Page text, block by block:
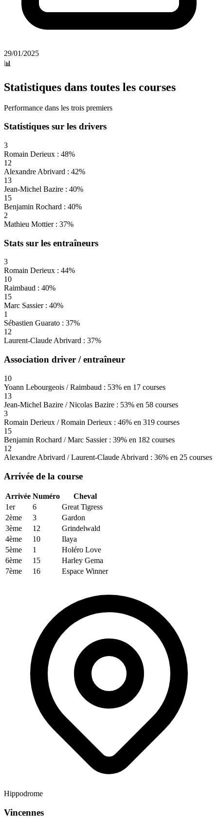
29/01/2025
📊
Statistiques dans toutes les courses
Performance dans les trois premiers
Statistiques sur les drivers
3
Romain Derieux : 48%
12
Alexandre Abrivard : 42%
13
Jean-Michel Bazire : 40%
15
Benjamin Rochard : 40%
2
Mathieu Mottier : 37%
Stats sur les entraîneurs
3
Romain Derieux : 44%
10
Raimbaud : 40%
15
Marc Sassier : 40%
1
Sébastien Guarato : 37%
12
Laurent-Claude Abrivard : 37%
Association driver / entraîneur
10
Yoann Lebourgeois / Raimbaud : 53% en 17 courses
13
Jean-Michel Bazire / Nicolas Bazire : 53% en 58 courses
3
Romain Derieux / Romain Derieux : 46% en 319 courses
15
Benjamin Rochard / Marc Sassier : 39% en 182 courses
12
Alexandre Abrivard / Laurent-Claude Abrivard : 36% en 25 courses
Arrivée de la course
Arrivée Numéro
Cheval
1er
6
Great Tigress
2ème
3
Gardon
3ème
12
Grindelwald
4ème
10
Ilaya
5ème
1
Holéro Love
6ème
15
Harley Gema
7ème
16 Espace Winner
Hippodrome
Vincennes